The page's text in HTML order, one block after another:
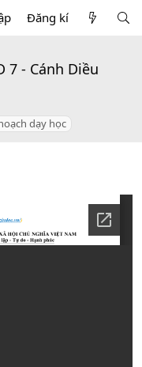
Đăng kí
7 - Cánh Diều
dạy học